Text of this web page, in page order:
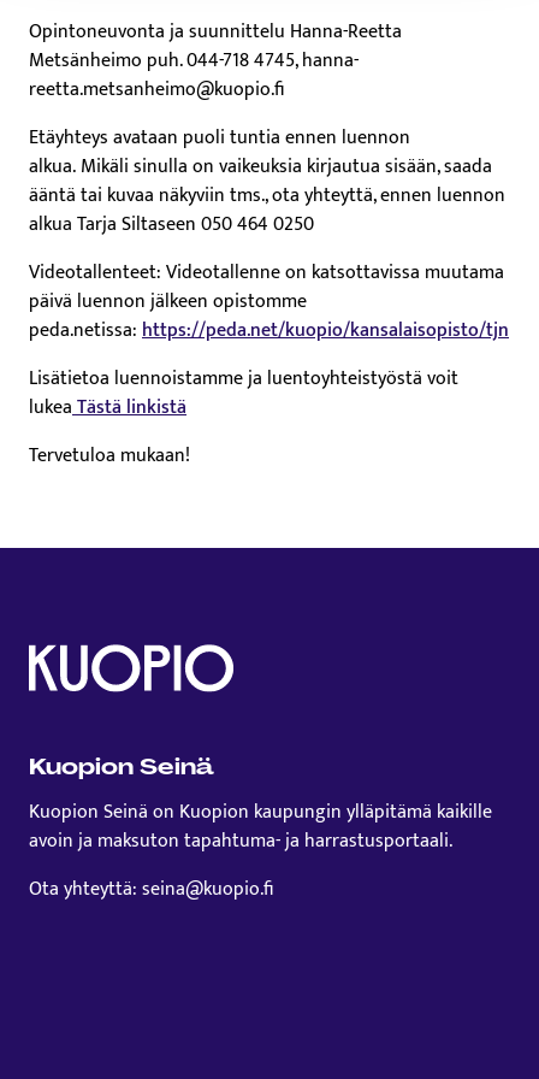
Opintoneuvonta ja suunnittelu Hanna-Reetta
Metsänheimo puh. 044-718 4745, hanna-
reetta.metsanheimo@kuopio.fi
Etäyhteys avataan puoli tuntia ennen luennon
alkua. Mikäli sinulla on vaikeuksia kirjautua sisään, saada
ääntä tai kuvaa näkyviin tms., ota yhteyttä, ennen luennon
alkua Tarja Siltaseen 050 464 0250
Videotallenteet: Videotallenne on katsottavissa muutama
päivä luennon jälkeen opistomme
peda.netissa:https://peda.net/kuopio/kansalaisopisto/tjn
Lisätietoa luennoistamme ja luentoyhteistyöstä voit
lukeaTästä linkistä
Tervetuloa mukaan!
Kuopion Seinä
Kuopion Seinä on Kuopion kaupungin ylläpitämä kaikille
avoin ja maksuton tapahtuma- ja harrastusportaali.
Ota yhteyttä: seina@kuopio.fi